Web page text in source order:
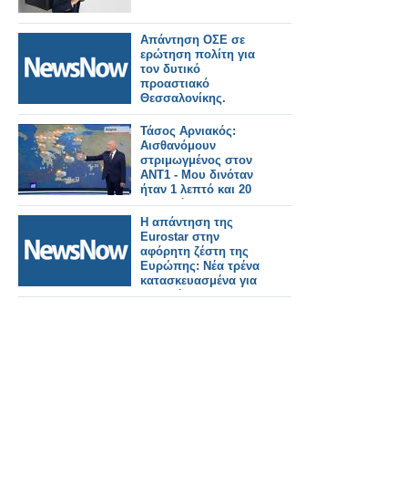
Απάντηση ΟΣΕ σε
ερώτηση πολίτη για
τον δυτικό
προαστιακό
Θεσσαλονίκης.
Τάσος Αρνιακός:
Αισθανόμουν
στριμωγμένος στον
ΑΝΤ1 - Μου δινόταν
ήταν 1 λεπτό και 20
δευτερόλεπτα
Η απάντηση της
Eurostar στην
αφόρητη ζέστη της
Ευρώπης: Νέα τρένα
κατασκευασμένα για
να αντέχουν σε